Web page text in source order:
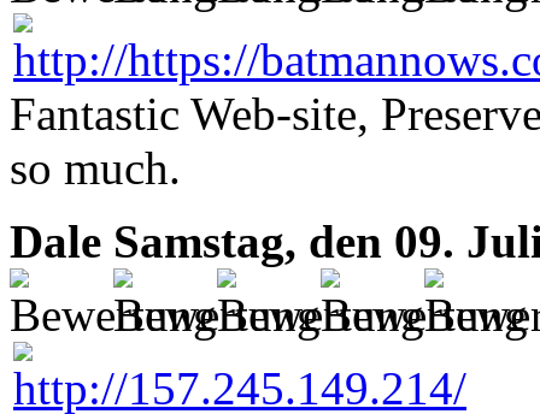
Fantastic Web-site,
so much.
Dale Samstag, den 09.